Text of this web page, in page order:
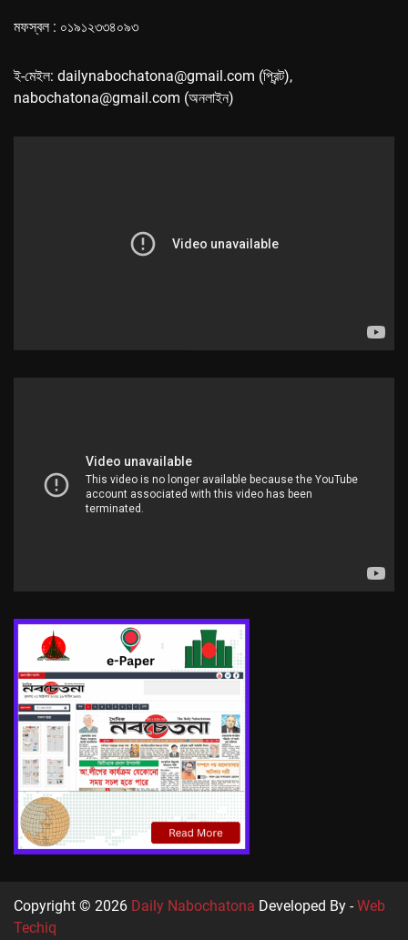
মফস্বল : ০১৯১২৩৩৪০৯৩
ই-মেইল: dailynabochatona@gmail.com (প্রিন্ট),
nabochatona@gmail.com (অনলাইন)
Copyright © 2026 Daily Nabochatona Developed By -Web
Techiq